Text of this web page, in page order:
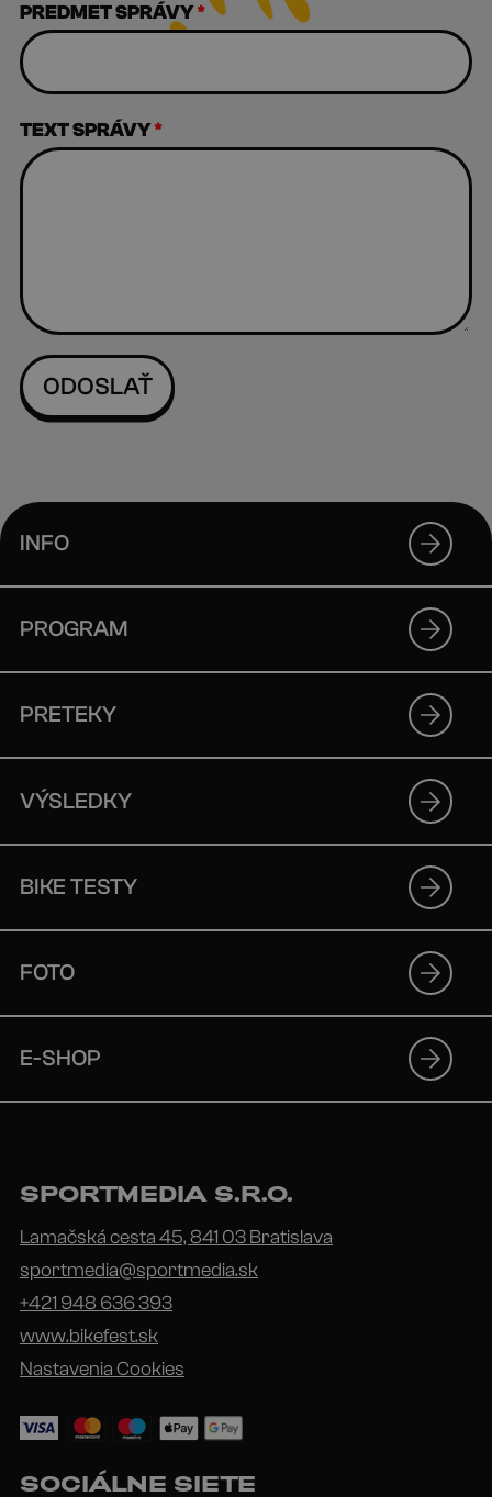
PREDMET SPRÁVY*
TEXT SPRÁVY*
INFO
PROGRAM
PRETEKY
VÝSLEDKY
BIKE TESTY
FOTO
E-SHOP
SPORTMEDIA S.R.O.
Lamačská cesta 45, 841 03 Bratislava
sportmedia@sportmedia.sk
+421 948 636 393
www.bikefest.sk
Nastavenia Cookies
SOCIÁLNE SIETE